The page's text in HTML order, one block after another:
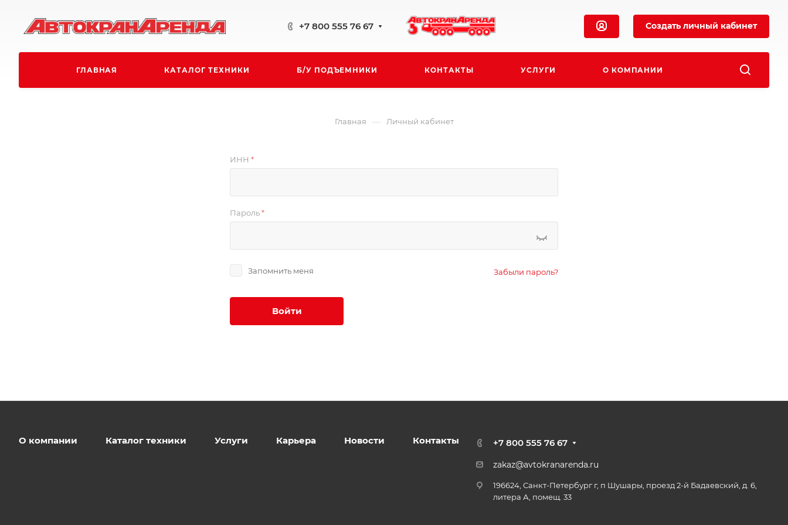
+7 800 555 76 67 Создать личный кабинет
ГЛАВНАЯ КАТАЛОГ ТЕХНИКИ Б/У ПОДЪЕМНИКИ КОНТАКТЫ УСЛУГИ О КОМПАНИИ
Главная — Личный кабинет
ИНН *
Пароль*
Запомнить меня Забыли пароль?
Войти
О компании Каталог техники Услуги Карьера Новости Контакты +7 800 555 76 67
zakaz@avtokranarenda.ru
196624, Санкт-Петербург г, п Шушары, проезд 2-й Бадаевский, д. 6,
литера А, помещ. 33